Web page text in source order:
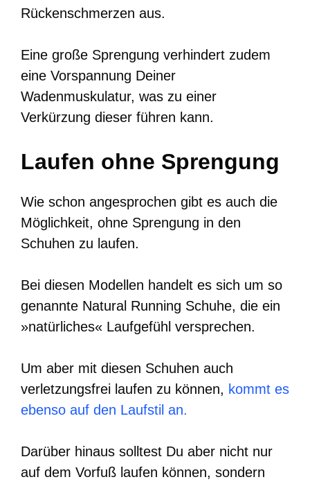
Rückenschmerzen aus.
Eine große Sprengung verhindert zudem
eine Vorspannung Deiner
Wadenmuskulatur, was zu einer
Verkürzung dieser führen kann.
Laufen ohne Sprengung
Wie schon angesprochen gibt es auch die
Möglichkeit, ohne Sprengung in den
Schuhen zu laufen.
Bei diesen Modellen handelt es sich um so
genannte Natural Running Schuhe, die ein
»natürliches« Laufgefühl versprechen.
Um aber mit diesen Schuhen auch
verletzungsfrei laufen zu können, kommt es
ebenso auf den Laufstil an.
Darüber hinaus solltest Du aber nicht nur
auf dem Vorfuß laufen können, sondern